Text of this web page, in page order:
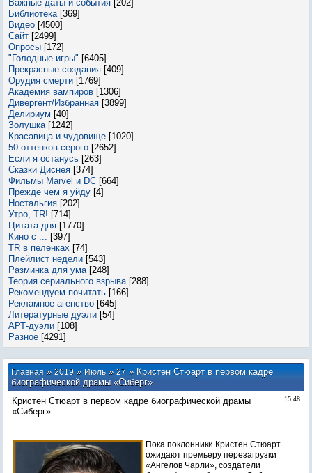
Важные даты и события [202]
Библиотека [369]
Видео [4500]
Сайт [2499]
Опросы [172]
"Голодные игры" [6405]
Прекрасные создания [409]
Орудия смерти [1769]
Академия вампиров [1306]
Дивергент/Избранная [3899]
Делириум [40]
Золушка [1242]
Красавица и чудовище [1020]
50 оттенков серого [2652]
Если я останусь [263]
Сказки Диснея [374]
Фильмы Marvel и DC [664]
Прежде чем я уйду [4]
Ностальгия [202]
Утро, TR! [714]
Цитата дня [1770]
Кино с ... [397]
TR в пеленках [74]
Плейлист недели [543]
Разминка для ума [248]
Теория сериального взрыва [288]
Рекомендуем почитать [166]
Рекламное агенство [645]
Литературные дуэли [54]
АРТ-дуэли [108]
Разное [4291]
Главная»2019 » Июль » 27» Кристен Стюарт в первом кадре
биографической драмы «Сиберг»
15:48
Кристен Стюарт в первом кадре биографической драмы
«Сиберг»
Пока поклонники Кристен Стюарт
ожидают премьеру перезагрузки
«Ангелов Чарли», создатели